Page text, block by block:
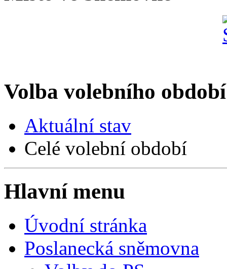
Volba volebního období
Aktuální stav
Celé volební období
Hlavní menu
Úvodní stránka
Poslanecká sněmovna